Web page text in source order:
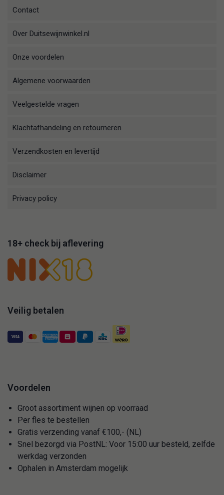
Contact
Over Duitsewijnwinkel.nl
Onze voordelen
Algemene voorwaarden
Veelgestelde vragen
Klachtafhandeling en retourneren
Verzendkosten en levertijd
Disclaimer
Privacy policy
18+ check bij aflevering
Veilig betalen
Voordelen
Groot assortiment wijnen op voorraad
Per fles te bestellen
Gratis verzending vanaf €100,- (NL)
Snel bezorgd via PostNL: Voor 15:00 uur besteld, zelfde
werkdag verzonden
Ophalen in Amsterdam mogelijk